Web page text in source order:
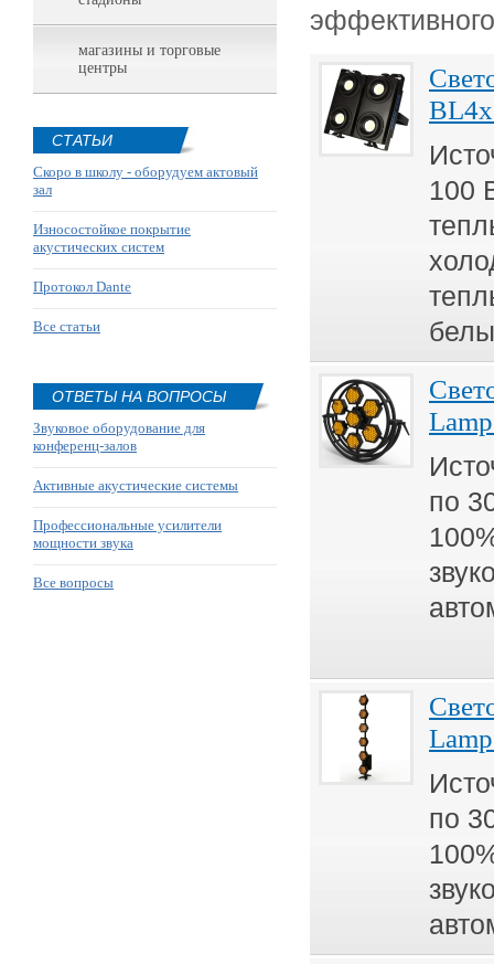
магазины и торговые
центры
СТАТЬИ
Скоро в школу - оборудуем актовый
зал
Износостойкое покрытие
акустических систем
Протокол Dante
Все статьи
ОТВЕТЫ НА ВОПРОСЫ
Звуковое оборудование для
конференц-залов
Активные акустические системы
Профессиональные усилители
мощности звука
Все вопросы
100
по
по